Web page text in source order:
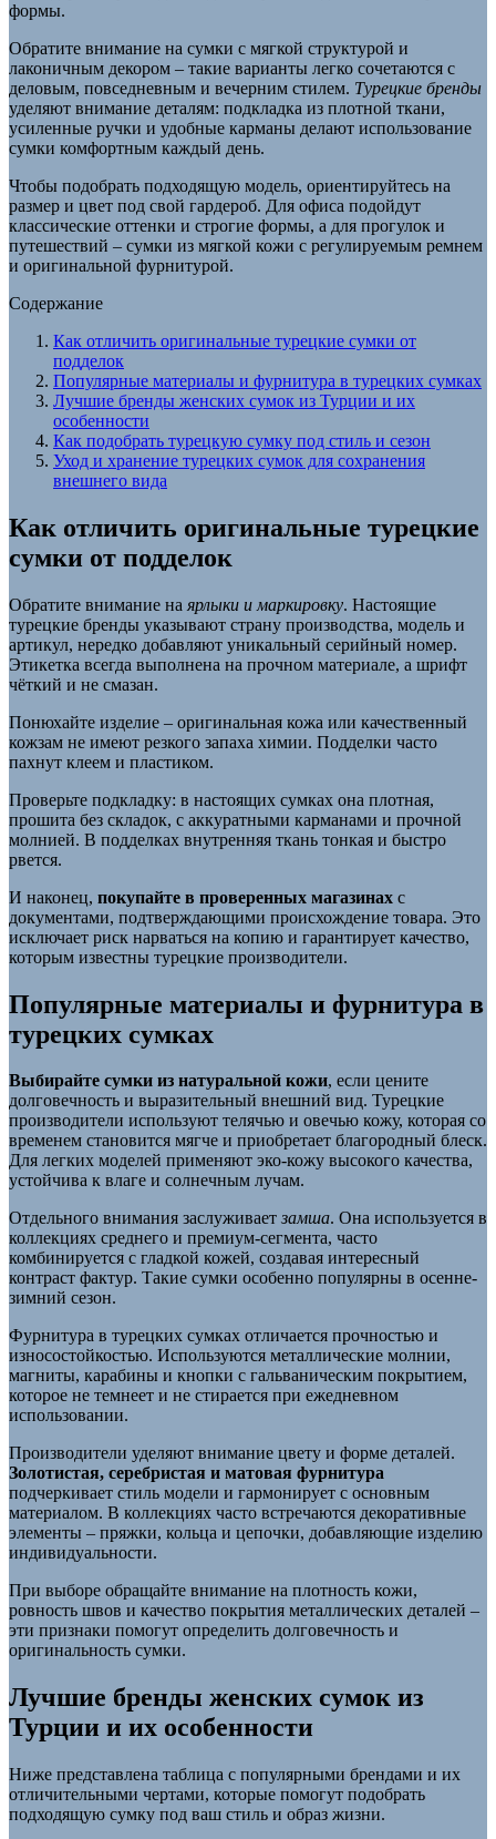
формы.
Обратите внимание на сумки с мягкой структурой и
лаконичным декором – такие варианты легко сочетаются с
деловым, повседневным и вечерним стилем. Турецкие бренды
уделяют внимание деталям: подкладка из плотной ткани,
усиленные ручки и удобные карманы делают использование
сумки комфортным каждый день.
Чтобы подобрать подходящую модель, ориентируйтесь на
размер и цвет под свой гардероб. Для офиса подойдут
классические оттенки и строгие формы, а для прогулок и
путешествий – сумки из мягкой кожи с регулируемым ремнем
и оригинальной фурнитурой.
Содержание
Как отличить оригинальные турецкие сумки от
подделок
Популярные материалы и фурнитура в турецких сумках
Лучшие бренды женских сумок из Турции и их
особенности
Как подобрать турецкую сумку под стиль и сезон
Уход и хранение турецких сумок для сохранения
внешнего вида
Как отличить оригинальные турецкие
сумки от подделок
Обратите внимание на ярлыки и маркировку. Настоящие
турецкие бренды указывают страну производства, модель и
артикул, нередко добавляют уникальный серийный номер.
Этикетка всегда выполнена на прочном материале, а шрифт
чёткий и не смазан.
Понюхайте изделие – оригинальная кожа или качественный
кожзам не имеют резкого запаха химии. Подделки часто
пахнут клеем и пластиком.
Проверьте подкладку: в настоящих сумках она плотная,
прошита без складок, с аккуратными карманами и прочной
молнией. В подделках внутренняя ткань тонкая и быстро
рвется.
И наконец, покупайте в проверенных магазинах с
документами, подтверждающими происхождение товара. Это
исключает риск нарваться на копию и гарантирует качество,
которым известны турецкие производители.
Популярные материалы и фурнитура в
турецких сумках
Выбирайте сумки из натуральной кожи, если цените
долговечность и выразительный внешний вид. Турецкие
производители используют телячью и овечью кожу, которая со
временем становится мягче и приобретает благородный блеск.
Для легких моделей применяют эко-кожу высокого качества,
устойчива к влаге и солнечным лучам.
Отдельного внимания заслуживает замша. Она используется в
коллекциях среднего и премиум-сегмента, часто
комбинируется с гладкой кожей, создавая интересный
контраст фактур. Такие сумки особенно популярны в осенне-
зимний сезон.
Фурнитура в турецких сумках отличается прочностью и
износостойкостью. Используются металлические молнии,
магниты, карабины и кнопки с гальваническим покрытием,
которое не темнеет и не стирается при ежедневном
использовании.
Производители уделяют внимание цвету и форме деталей.
Золотистая, серебристая и матовая фурнитура
подчеркивает стиль модели и гармонирует с основным
материалом. В коллекциях часто встречаются декоративные
элементы – пряжки, кольца и цепочки, добавляющие изделию
индивидуальности.
При выборе обращайте внимание на плотность кожи,
ровность швов и качество покрытия металлических деталей –
эти признаки помогут определить долговечность и
оригинальность сумки.
Лучшие бренды женских сумок из
Турции и их особенности
Ниже представлена таблица с популярными брендами и их
отличительными чертами, которые помогут подобрать
подходящую сумку под ваш стиль и образ жизни.